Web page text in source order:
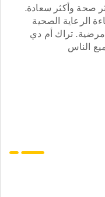
صحة وأكثر سعادة.
الرعاية الصحية
مرضية. تراك أم دي
الناس